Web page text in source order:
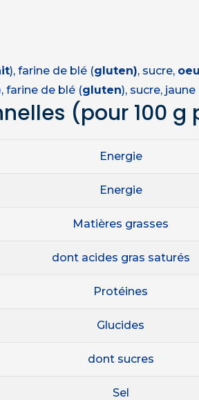
), farine de blé (gluten), sucre,
farine de blé (gluten), sucre, jaune
(pour 100 g
Energie
Energie
Matières grasses
dont acides gras saturés
Protéines
Glucides
dont sucres
Sel